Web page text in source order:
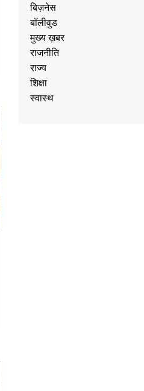
बिज़नेस
बॉलीवुड
मुख्य ख़बर
राजनीति
राज्य
शिक्षा
स्वास्थ